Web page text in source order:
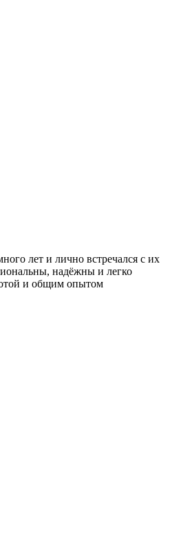
лет и лично встречался с их
надёжны и легко
и общим опытом